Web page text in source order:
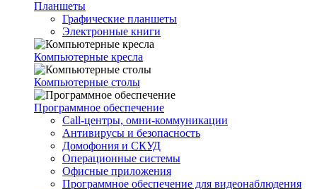
Планшеты
Графические планшеты
Электронные книги
Компьютерные кресла
Компьютерные столы
Программное обеспечение
Call-центры, омни-коммуникации
Антивирусы и безопасность
Домофония и СКУД
Операционные системы
Офисные приложения
Программное обеспечение для видеонаблюдения